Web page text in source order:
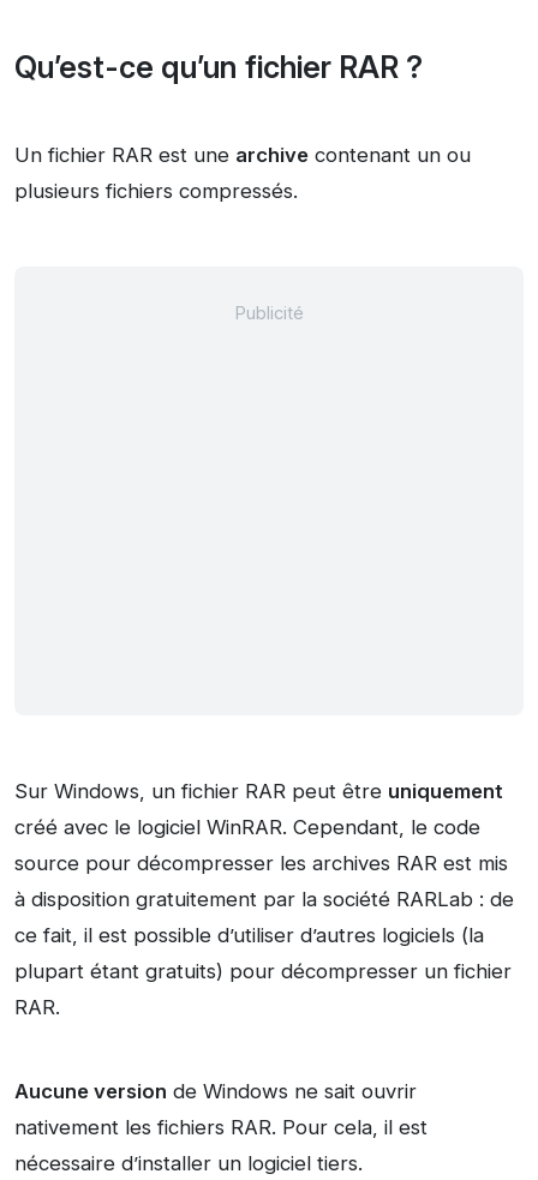
Qu’est-ce qu’un fichier RAR ?
Un fichier RAR est une archive contenant un ou
plusieurs fichiers compressés.
Sur Windows, un fichier RAR peut être uniquement
créé avec le logiciel WinRAR. Cependant, le code
source pour décompresser les archives RAR est mis
à disposition gratuitement par la société RARLab : de
ce fait, il est possible d’utiliser d’autres logiciels (la
plupart étant gratuits) pour décompresser un fichier
RAR.
Aucune version de Windows ne sait ouvrir
nativement les fichiers RAR. Pour cela, il est
nécessaire d’installer un logiciel tiers.